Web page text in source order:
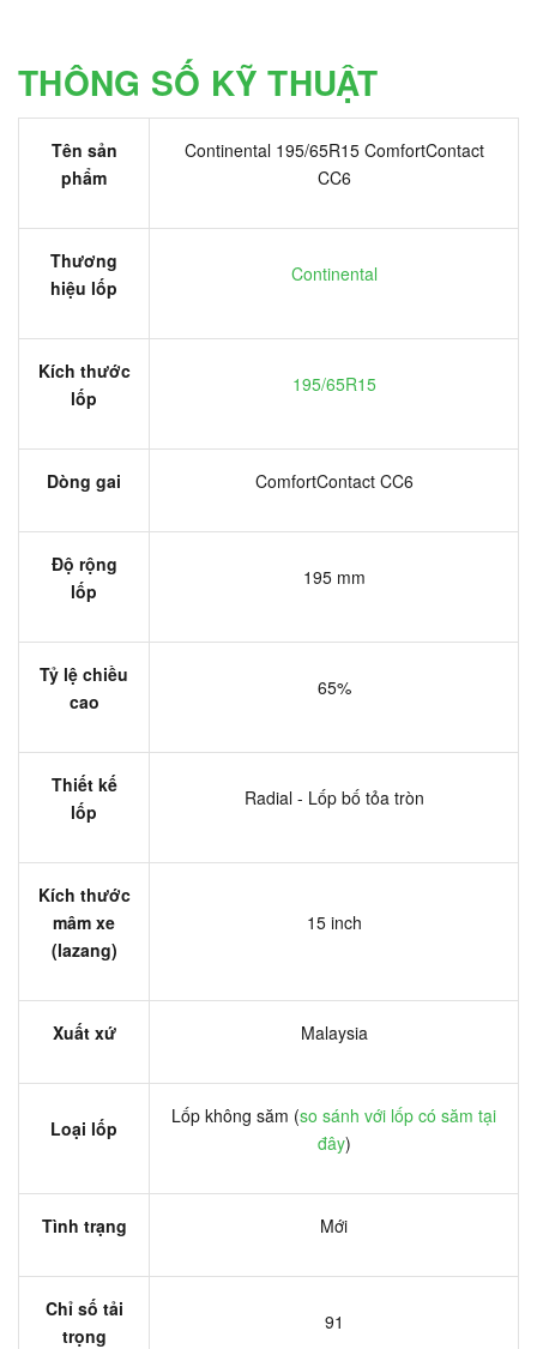
THÔNG SỐ KỸ THUẬT
Tên sản
phẩm
Continental 195/65R15 ComfortContact
CC6
Thương
hiệu lốp
Continental
Kích thước
lốp
195/65R15
Dòng gai ComfortContact CC6
Độ rộng
lốp
195 mm
Tỷ lệ chiều
cao
65%
Thiết kế
lốp
Radial - Lốp bố tỏa tròn
Kích thước
mâm xe
(lazang)
15 inch
Xuất xứ Malaysia
Loại lốp
Lốp không săm (so sánh với lốp có săm tại
đây)
Tình trạng Mới
Chỉ số tải
trọng
91